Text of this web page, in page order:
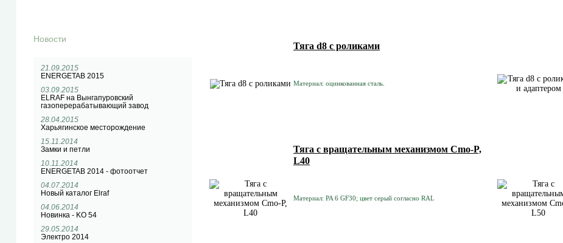
Новости
21.09.2015
ENERGETAB 2015
03.09.2015
ELRAF на Вынгапуровский
газоперерабатывающий завод
28.04.2015
Харьягинское месторождение
15.11.2014
Замки и петли
10.11.2014
ENERGETAB 2014 - фотоотчет
04.07.2014
Новый каталог Elraf
04.06.2014
Новинка - KO 54
29.05.2014
Электро 2014
Тяга d8 с роликами
Материал: оцинкованная сталь.
Тяга с вращательным механизмом Cmo-P,
L40
Материал: PA 6 GF30; цвет серый согласно RAL